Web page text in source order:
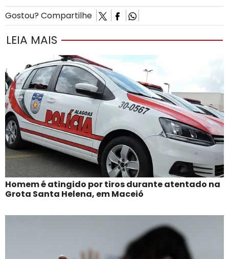
Gostou? Compartilhe
LEIA MAIS
Homem é atingido por tiros durante atentado na
Grota Santa Helena, em Maceió